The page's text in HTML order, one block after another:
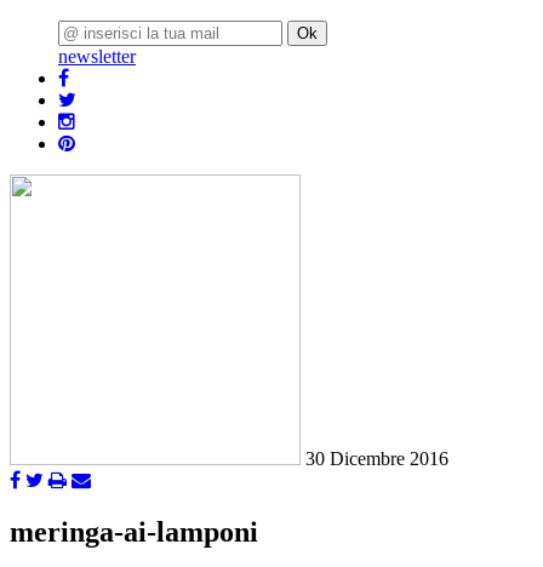
Ok
newsletter
30 Dicembre 2016
meringa-ai-lamponi